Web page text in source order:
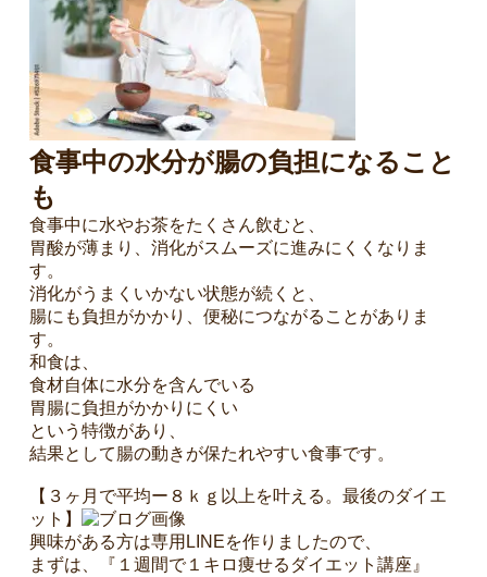
食事中の水分が腸の負担になること
も
食事中に水やお茶をたくさん飲むと、
胃酸が薄まり、消化がスムーズに進みにくくなりま
す。
消化がうまくいかない状態が続くと、
腸にも負担がかかり、便秘につながることがありま
す。
和食は、
食材自体に水分を含んでいる
胃腸に負担がかかりにくい
という特徴があり、
結果として腸の動きが保たれやすい食事です。
【３ヶ月で平均ー８ｋｇ以上を叶える。最後のダイエ
ット】
興味がある方は専用LINEを作りましたので、
まずは、『１週間で１キロ痩せるダイエット講座』